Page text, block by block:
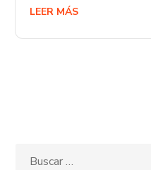
LEER MÁS